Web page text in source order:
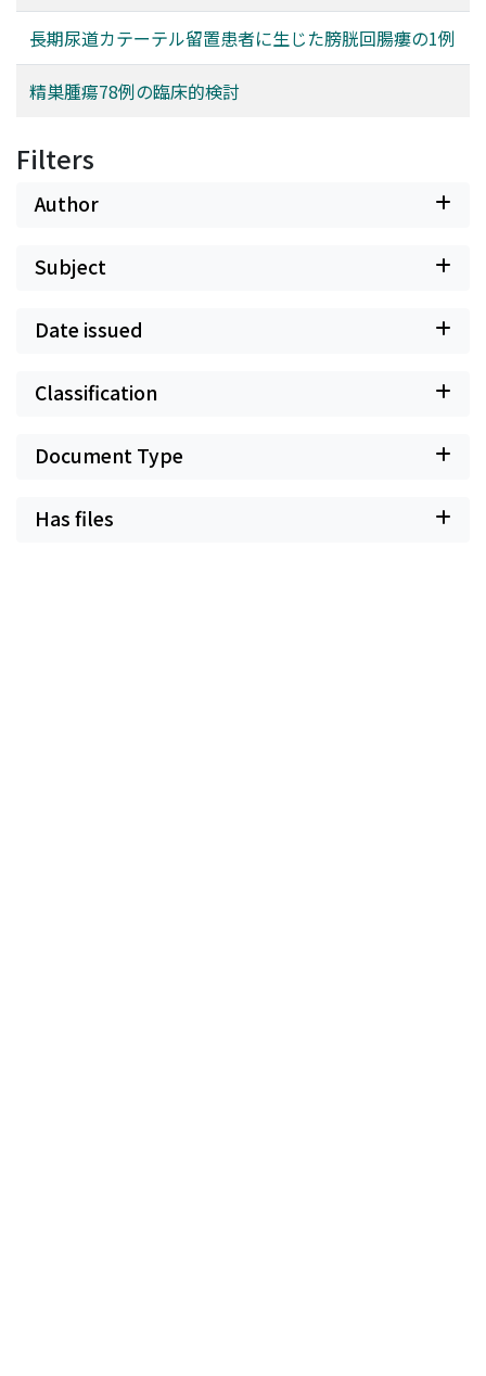
長期尿道カテーテル留置患者に生じた膀胱回腸瘻の1例
精巣腫瘍78例の臨床的検討
Filters
Author
Subject
Date issued
Classification
Document Type
Has files